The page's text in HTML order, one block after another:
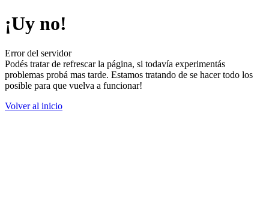
¡Uy no!
Error del servidor
Podés tratar de refrescar la página, si todavía experimentás
problemas probá mas tarde. Estamos tratando de se hacer todo los
posible para que vuelva a funcionar!
Volver al inicio